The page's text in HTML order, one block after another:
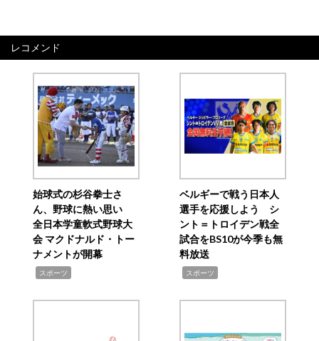
レコメンド
始球式の杉谷拳士さ
ん、野球に熱い思い
全日本学童軟式野球大
会 マクドナルド・トー
ナメントが開幕
スポーツ
ベルギーで戦う日本人
選手を応援しよう シ
ント＝トロイデン戦全
試合をBS10が今季も無
料放送
スポーツ